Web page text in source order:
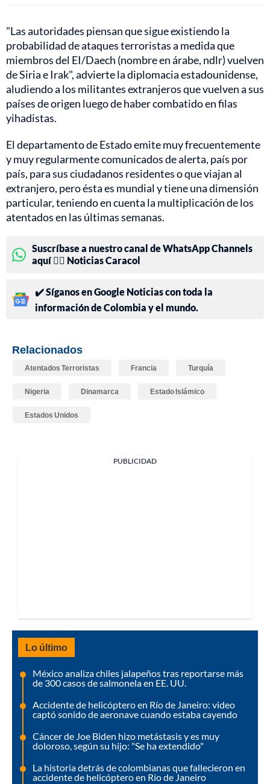
"Las autoridades piensan que sigue existiendo la
probabilidad de ataques terroristas a medida que
miembros del EI/Daech (nombre en árabe, ndlr) vuelven
de Siria e Irak", advierte la diplomacia estadounidense,
aludiendo a los militantes extranjeros que vuelven a sus
países de origen luego de haber combatido en filas
yihadistas.
El departamento de Estado emite muy frecuentemente
y muy regularmente comunicados de alerta, país por
país, para sus ciudadanos residentes o que viajan al
extranjero, pero ésta es mundial y tiene una dimensión
particular, teniendo en cuenta la multiplicación de los
atentados en las últimas semanas.
Suscríbase a nuestro canal de WhatsApp Channels
aquí 👉🏻 Noticias Caracol
✔️ Síganos en Google Noticias con toda la
información de Colombia y el mundo.
Relacionados
Atentados Terroristas Francia Turquía
Nigeria Dinamarca Estado Islámico
Estados Unidos
PUBLICIDAD
Lo último
México analiza chiles jalapeños tras reportarse más
de 300 casos de salmonela en EE. UU.
Accidente de helicóptero en Río de Janeiro: video
captó sonido de aeronave cuando estaba cayendo
Cáncer de Joe Biden hizo metástasis y es muy
doloroso, según su hijo: "Se ha extendido"
La historia detrás de colombianas que fallecieron en
accidente de helicóptero en Río de Janeiro